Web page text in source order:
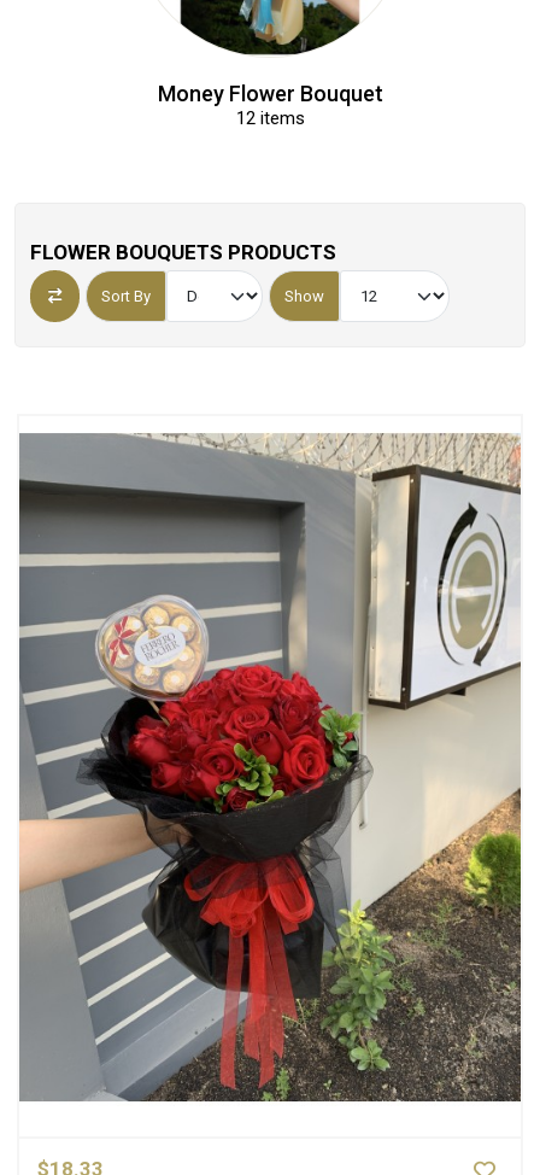
Toy Bouquet
14 items
FLOWER BOUQUETS PRODUCTS
Sort By Show
$18.33